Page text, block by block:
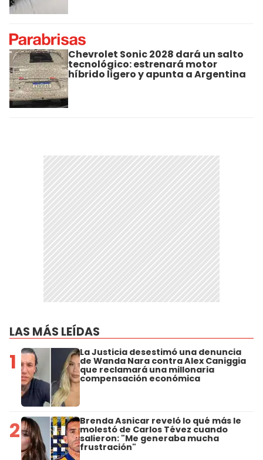
Chevrolet Sonic 2028 dará un salto
tecnológico: estrenará motor
híbrido ligero y apunta a Argentina
LAS MÁS LEÍDAS
1 La Justicia desestimó una denuncia
de Wanda Nara contra Alex Caniggia
que reclamará una millonaria
compensación económica
2 Brenda Asnicar reveló lo qué más le
molestó de Carlos Tévez cuando
salieron: "Me generaba mucha
frustración"